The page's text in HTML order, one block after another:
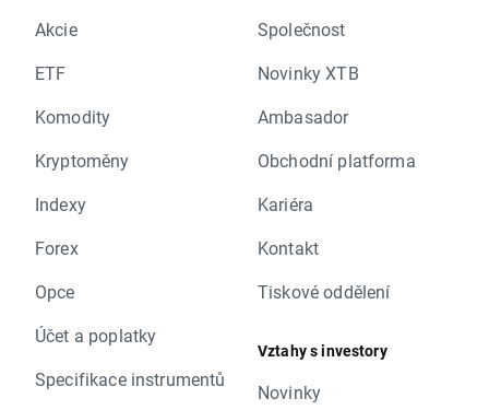
Akcie
ETF
Komodity
Kryptoměny
Indexy
Forex
Opce
Účet a poplatky
Specifikace instrumentů
Společnost
Novinky XTB
Ambasador
Obchodní platforma
Kariéra
Kontakt
Tiskové oddělení
Vztahy s investory
Novinky